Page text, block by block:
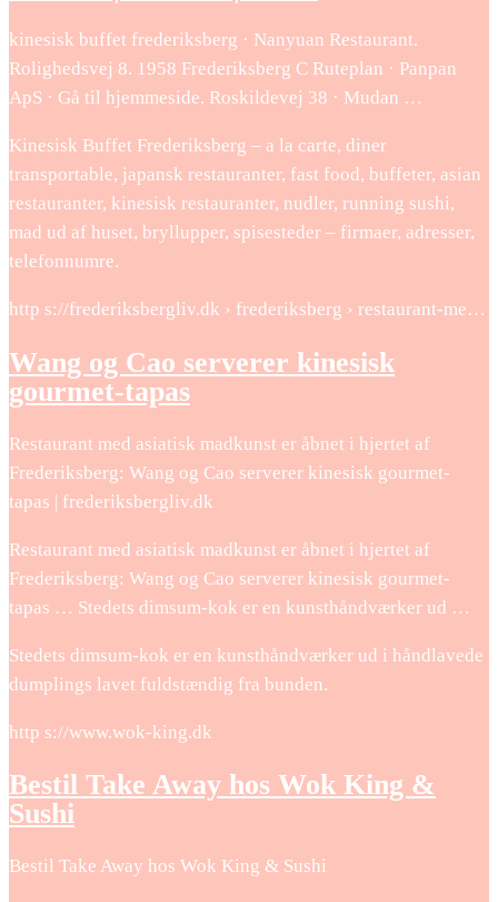
kinesisk buffet frederiksberg · Nanyuan Restaurant.
Rolighedsvej 8. 1958 Frederiksberg C Ruteplan · Panpan
ApS · Gå til hjemmeside. Roskildevej 38 · Mudan …
Kinesisk Buffet Frederiksberg – a la carte, diner
transportable, japansk restauranter, fast food, buffeter, asian
restauranter, kinesisk restauranter, nudler, running sushi,
mad ud af huset, bryllupper, spisesteder – firmaer, adresser,
telefonnumre.
http s://frederiksbergliv.dk › frederiksberg › restaurant-me…
Wang og Cao serverer kinesisk
gourmet-tapas
Restaurant med asiatisk madkunst er åbnet i hjertet af
Frederiksberg: Wang og Cao serverer kinesisk gourmet-
tapas | frederiksbergliv.dk
Restaurant med asiatisk madkunst er åbnet i hjertet af
Frederiksberg: Wang og Cao serverer kinesisk gourmet-
tapas … Stedets dimsum-kok er en kunsthåndværker ud …
Stedets dimsum-kok er en kunsthåndværker ud i håndlavede
dumplings lavet fuldstændig fra bunden.
http s://www.wok-king.dk
Bestil Take Away hos Wok King &
Sushi
Bestil Take Away hos Wok King & Sushi